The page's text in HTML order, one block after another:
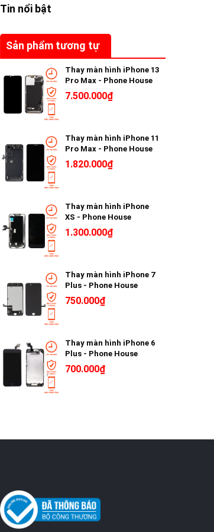
Tin nổi bật
Sản phẩm tương tự
Thay màn hình iPhone 13
Pro Max - Phone House
7.500.000₫
Thay màn hình iPhone 11
Pro Max - Phone House
1.820.000₫
Thay màn hình iPhone
XS - Phone House
1.300.000₫
Thay màn hình iPhone 7
Plus - Phone House
750.000₫
Thay màn hình iPhone 6
Plus - Phone House
700.000₫